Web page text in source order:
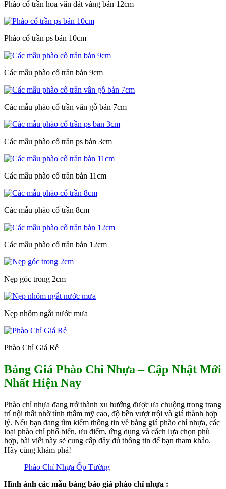
Phào cổ trần hoa văn dát vàng bản 12cm
Phào cổ trần ps bản 10cm
Các mẫu phào cổ trần bản 9cm
Các mẫu phào cổ trần vân gỗ bản 7cm
Các mẫu phào cổ trần ps bản 3cm
Các mẫu phào cổ trần bản 11cm
Các mẫu phào cổ trần 8cm
Các mẫu phào cổ trần bản 12cm
Nẹp góc trong 2cm
Nẹp nhôm ngắt nước mưa
Phào Chỉ Giá Rẻ
Bảng Giá Phào Chỉ Nhựa – Cập Nhật Mới
Nhất Hiện Nay
Phào chỉ nhựa đang trở thành xu hướng được ưa chuộng trong trang
trí nội thất nhờ tính thẩm mỹ cao, độ bền vượt trội và giá thành hợp
lý. Nếu bạn đang tìm kiếm thông tin về bảng giá phào chỉ nhựa, các
loại phào chỉ phổ biến, ưu điểm, ứng dụng và cách lựa chọn phù
hợp, bài viết này sẽ cung cấp đầy đủ thông tin để bạn tham khảo.
Hãy cùng khám phá!
Phào Chỉ Nhựa Ốp Tường
Hình ảnh các mẫu bảng báo giá phào chỉ nhựa :